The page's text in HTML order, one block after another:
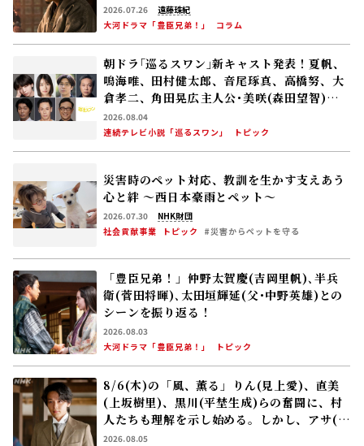
2026.07.26
遠藤珠紀
大河ドラマ「豊臣兄弟！」
コラム
朝ドラ｢巡るスワン｣新キャスト発表！夏帆、
鳴海唯、田村健太郎、音尾琢真、高橋努、大
倉孝二、角田晃広――主人公･美咲(森田望智)が
交流する警察署の人々 2027年度前期放送
2026.08.04
連続テレビ小説「巡るスワン」
トピック
災害時のペット対応、教訓を生かす――支えあう
心と絆 〜西日本豪雨とペット〜
2026.07.30
NHK財団
社会貢献事業
トピック #災害からペットを守る
「豊臣兄弟！」仲野太賀――慶(吉岡里帆)､半兵
衛(菅田将暉)､太田垣輝延(父･中野英雄)との
シーンを振り返る！
2026.08.03
大河ドラマ「豊臣兄弟！」
トピック
8/6(木)の「風、薫る」りん(見上愛)、直美
(上坂樹里)、黒川(平埜生成)らの奮闘に、村
人たちも理解を示し始める。しかし、アサ(美
山加恋)の容体はなかなか改善せず……
2026.08.05